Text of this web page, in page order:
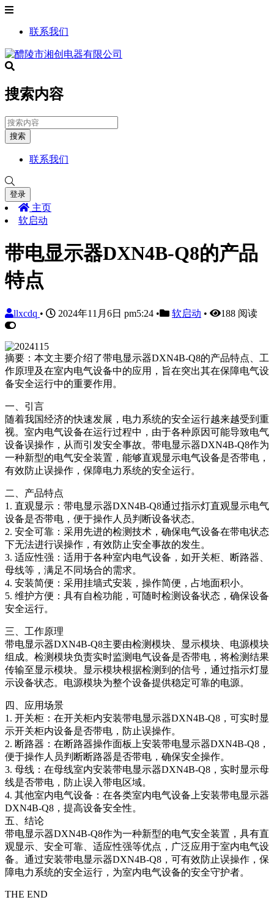
联系我们
搜索内容
搜索
联系我们
登录
主页
软启动
带电显示器DXN4B-Q8的产品
特点
llxcdq • 2024年11月6日 pm5:24 • 软启动 • 188 阅读
摘要：本文主要介绍了带电显示器DXN4B-Q8的产品特点、工
作原理及在室内电气设备中的应用，旨在突出其在保障电气设
备安全运行中的重要作用。
一、引言
随着我国经济的快速发展，电力系统的安全运行越来越受到重
视。室内电气设备在运行过程中，由于各种原因可能导致电气
设备误操作，从而引发安全事故。带电显示器DXN4B-Q8作为
一种新型的电气安全装置，能够直观显示电气设备是否带电，
有效防止误操作，保障电力系统的安全运行。
二、产品特点
1. 直观显示：带电显示器DXN4B-Q8通过指示灯直观显示电气
设备是否带电，便于操作人员判断设备状态。
2. 安全可靠：采用先进的检测技术，确保电气设备在带电状态
下无法进行误操作，有效防止安全事故的发生。
3. 适应性强：适用于各种室内电气设备，如开关柜、断路器、
母线等，满足不同场合的需求。
4. 安装简便：采用挂墙式安装，操作简便，占地面积小。
5. 维护方便：具有自检功能，可随时检测设备状态，确保设备
安全运行。
三、工作原理
带电显示器DXN4B-Q8主要由检测模块、显示模块、电源模块
组成。检测模块负责实时监测电气设备是否带电，将检测结果
传输至显示模块。显示模块根据检测到的信号，通过指示灯显
示设备状态。电源模块为整个设备提供稳定可靠的电源。
四、应用场景
1. 开关柜：在开关柜内安装带电显示器DXN4B-Q8，可实时显
示开关柜内设备是否带电，防止误操作。
2. 断路器：在断路器操作面板上安装带电显示器DXN4B-Q8，
便于操作人员判断断路器是否带电，确保安全操作。
3. 母线：在母线室内安装带电显示器DXN4B-Q8，实时显示母
线是否带电，防止误入带电区域。
4. 其他室内电气设备：在各类室内电气设备上安装带电显示器
DXN4B-Q8，提高设备安全性。
五、结论
带电显示器DXN4B-Q8作为一种新型的电气安全装置，具有直
观显示、安全可靠、适应性强等优点，广泛应用于室内电气设
备。通过安装带电显示器DXN4B-Q8，可有效防止误操作，保
障电力系统的安全运行，为室内电气设备的安全守护者。
THE END